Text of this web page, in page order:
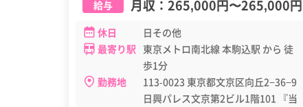
給与 月収： 265,000円〜265,000円
休日
日その他
最寄り駅 東京メトロ南北線 本駒込駅 から 徒
歩1分
勤務地
113-0023 東京都文京区向丘2−36−9
日興パレス文京第2ビル1階101 『当